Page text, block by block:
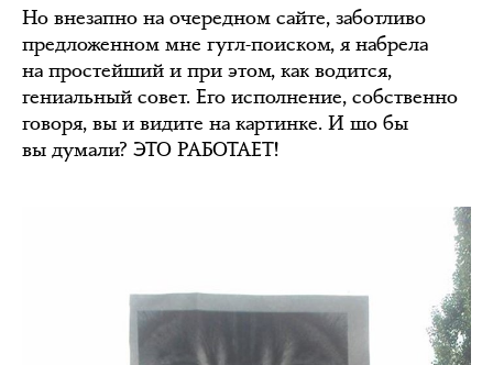
Но внезапно на очередном сайте, заботливо
предложенном мне гугл-поиском, я набрела
на простейший и при этом, как водится,
гениальный совет. Его исполнение, собственно
говоря, вы и видите на картинке. И шо бы
вы думали? ЭТО РАБОТАЕТ!